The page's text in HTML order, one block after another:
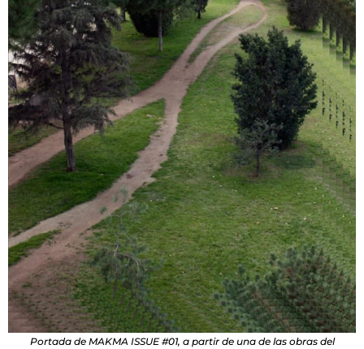
Portada de MAKMA ISSUE #01, a partir de una de las obras del